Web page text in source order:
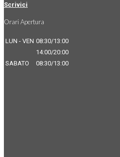
Scrivici
Orari Apertura
LUN - VEN 08:30/13:00
14:00/20:00
SABATO
08:30/13:00